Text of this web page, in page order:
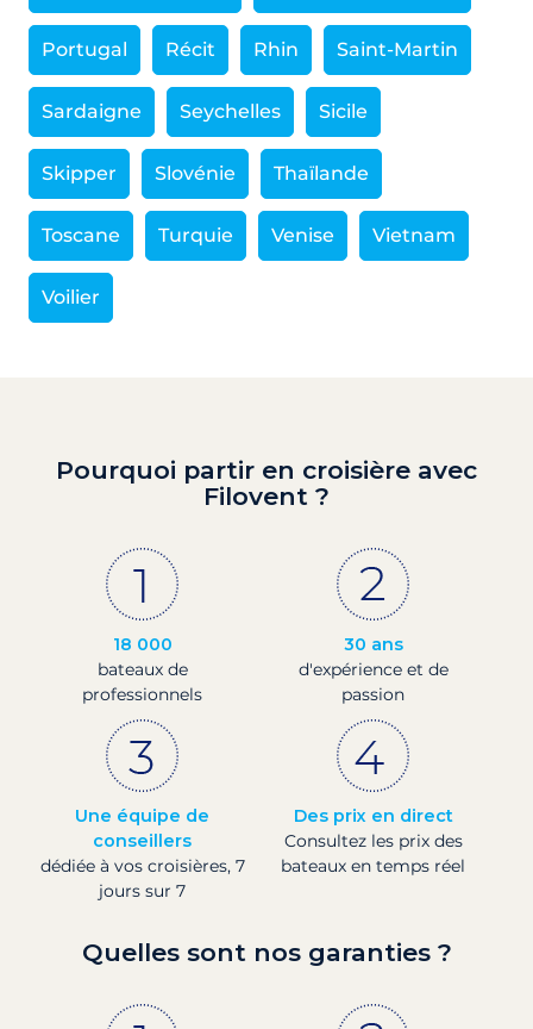
Portugal Récit Rhin Saint-Martin
Sardaigne Seychelles Sicile
Skipper Slovénie Thaïlande
Toscane Turquie Venise Vietnam
Voilier
Pourquoi partir en croisière avec
Filovent ?
18 000
bateaux de
professionnels
30 ans
d'expérience et de
passion
Une équipe de
conseillers
dédiée à vos croisières, 7
jours sur 7
Des prix en direct
Consultez les prix des
bateaux en temps réel
Quelles sont nos garanties ?